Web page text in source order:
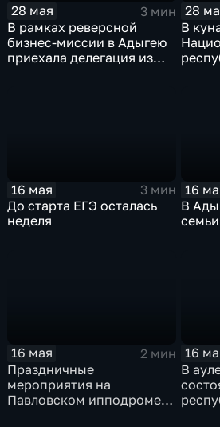
28 мая
3 мин
В рамках реверсной
бизнес-миссии в Адыгею
приехала делегация из
28
В
16 мая
3 мин
До старта ЕГЭ осталась
неделя
16
В
семьи
16 мая
2 мин
Праздничные
мероприятия на
Павловском ипподроме
16
В